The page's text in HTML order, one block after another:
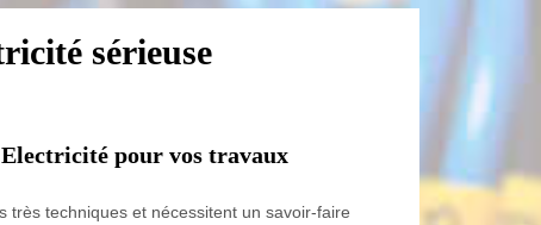
sérieuse
pour vos travaux
très techniques et nécessitent un savoir-faire